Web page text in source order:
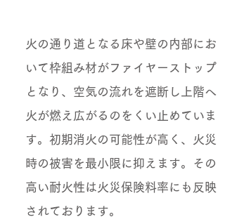
火の通り道となる床や壁の内部にお
いて枠組み材がファイヤーストップ
となり、空気の流れを遮断し上階へ
火が燃え広がるのをくい止めていま
す。初期消火の可能性が高く、火災
時の被害を最小限に抑えます。その
高い耐火性は火災保険料率にも反映
されております。